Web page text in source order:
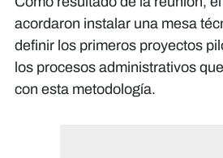
acordaron instalar una mesa
definir los primeros proyectos
los procesos administrativos
con esta metodología.